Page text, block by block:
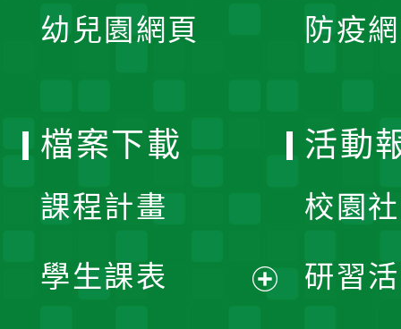
幼兒園網頁 防疫
檔案下載
課程計畫
學生課表
活動
校園
研習